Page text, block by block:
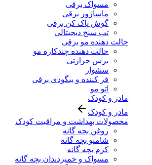
مسواک برقی
ماساژور برقی
گوش پاک کن برقی
تب سنج دیجیتالی
حالت دهنده مو برقی
حالت دهنده چندکاره مو
برس حرارتی
سشوار
فر کننده و بیگودی برقی
اتو مو
مادر و کودک
مادر و کودک
محصولات بهداشت و مراقبت کودک
روغن بچه گانه
شامپو بچه گانه
کرم بچه گانه
مسواک و خمیردندان بچه گانه